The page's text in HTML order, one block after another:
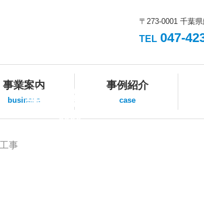
〒273-0001 千葉
TEL 047-
事業案内
business
事例紹介
case
事例紹介
case
事